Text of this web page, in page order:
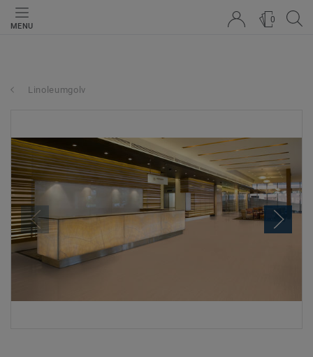
MENU
0
Linoleumgolv